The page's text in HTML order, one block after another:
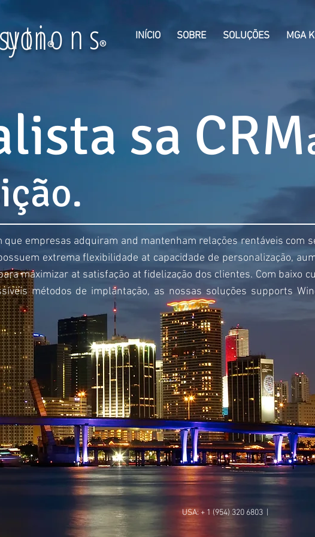
t i o n s®
®
INÍCIO SOBRE SOLUÇÕES MGA
sa CRM
empresas adquiram and mantenham relações rentáveis com
extrema flexibilidade at capacidade de personalização,
maximizar at satisfação at fidelização dos clientes. Com baixo
métodos de implantação, as nossas soluções supports
USA: + 1 (954) 320 6803 |